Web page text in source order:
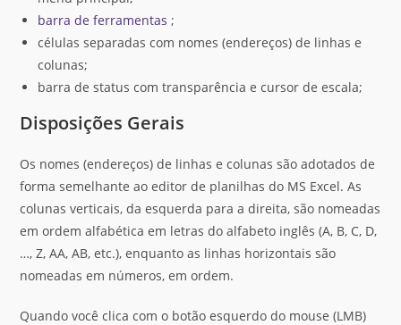
barra de ferramentas ;
células separadas com nomes (endereços) de linhas e
colunas;
barra de status com transparência e cursor de escala;
Disposições Gerais
Os nomes (endereços) de linhas e colunas são adotados de
forma semelhante ao editor de planilhas do MS Excel. As
colunas verticais, da esquerda para a direita, são nomeadas
em ordem alfabética em letras do alfabeto inglês (A, B, C, D,
…, Z, AA, AB, etc.), enquanto as linhas horizontais são
nomeadas em números, em ordem.
Quando você clica com o botão esquerdo do mouse (LMB)